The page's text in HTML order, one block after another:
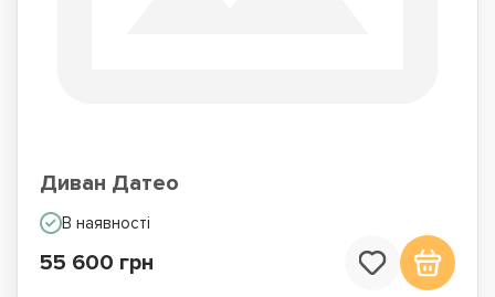
Диван Датео
В наявності
55 600 грн